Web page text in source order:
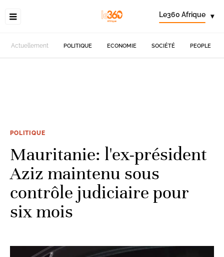
Le360 Afrique ▾
Actuellement POLITIQUE ECONOMIE SOCIÉTÉ PEOPLE
POLITIQUE
Mauritanie: l'ex-président
Aziz maintenu sous
contrôle judiciaire pour
six mois